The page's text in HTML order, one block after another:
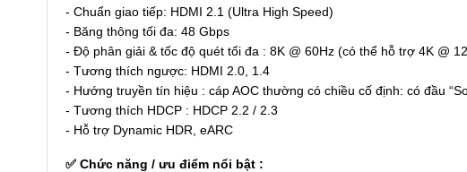
- Chuẩn giao tiếp: HDMI 2.1 (Ultra High Speed)
- Băng thông tối đa: 48 Gbps
- Độ phân giải & tốc độ quét tối đa : 8K @ 60Hz (có thể hỗ trợ 4K @
- Tương thích ngược: HDMI 2.0, 1.4
- Hướng truyền tín hiệu : cáp AOC thường có chiều cố định: có đầu
- Tương thích HDCP : HDCP 2.2 / 2.3
- Hỗ trợ Dynamic HDR, eARC
✅ Chức năng / ưu điểm nổi bật :